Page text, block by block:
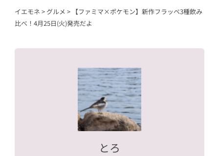
イエモネ > グルメ > 【ファミマ×ポケモン】新作フラッペ3種飲み
比べ！4月25日(火)発売だよ
とろ